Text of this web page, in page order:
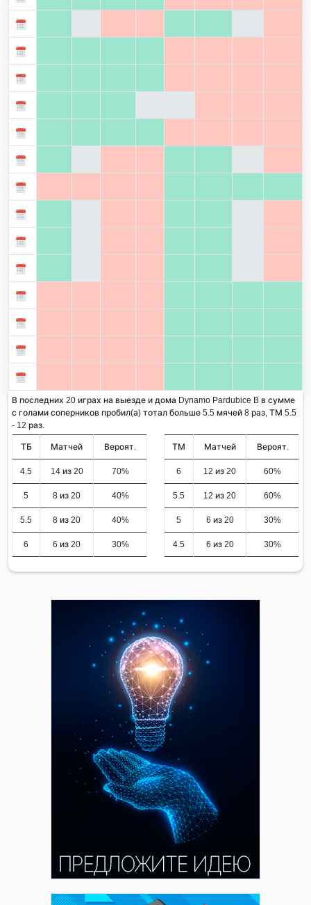
В последних 20 играх на выезде и дома Dynamo Pardubice B в сумме
с голами соперников пробил(а) тотал больше 5.5 мячей 8 раз, ТМ 5.5
- 12 раз.
ТБ Матчей Вероят.
4.5 14 из 20 70%
5 8 из 20 40%
5.5 8 из 20 40%
6 6 из 20 30%
ТМ Матчей Вероят.
6 12 из 20 60%
5.5 12 из 20 60%
5 6 из 20 30%
4.5 6 из 20 30%